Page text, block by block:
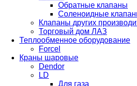
Обратные клапаны
Соленоидные
Клапаны других
Торговый дом ЛАЗ
Теплообменное оборудование
Forcel
Краны шаровые
Dendor
LD
Для газа